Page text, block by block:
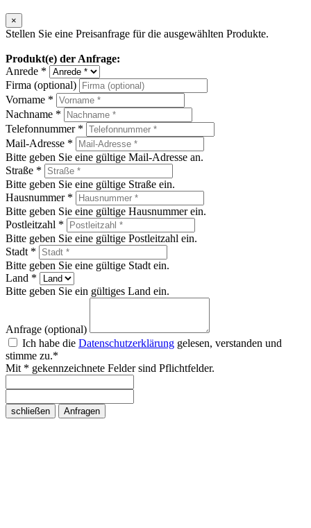
×
Stellen Sie eine Preisanfrage für die ausgewählten Produkte.
Produkt(e) der Anfrage:
Anrede *
Firma (optional)
Vorname *
Nachname *
Telefonnummer *
Mail-Adresse *
Bitte geben Sie eine gültige Mail-Adresse an.
Straße *
Bitte geben Sie eine gültige Straße ein.
Hausnummer *
Bitte geben Sie eine gültige Hausnummer ein.
Postleitzahl *
Bitte geben Sie eine gültige Postleitzahl ein.
Stadt *
Bitte geben Sie eine gültige Stadt ein.
Land *
Bitte geben Sie ein gültiges Land ein.
Anfrage (optional)
Ich habe die Datenschutzerklärung gelesen, verstanden und
stimme zu.*
Mit * gekennzeichnete Felder sind Pflichtfelder.
schließen Anfragen